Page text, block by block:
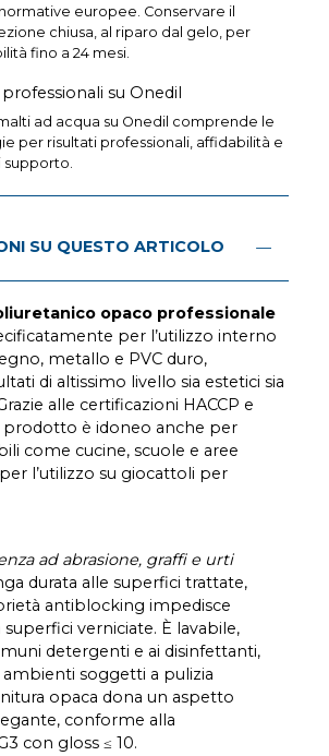
europee. Conservare il
chiusa, al riparo dal gelo, per
fino a 24 mesi.
su Onedil
ad acqua su Onedil comprende le
per risultati professionali, affidabilità e
supporto.
SU QUESTO ARTICOLO
opaco professionale
per l’utilizzo interno
metallo e PVC duro,
di altissimo livello sia estetici sia
alle certificazioni HACCP e
prodotto è idoneo anche per
come cucine, scuole e aree
l’utilizzo su giocattoli per
ad abrasione, graffi e urti
durata alle superfici trattate,
antiblocking impedisce
superfici verniciate. È lavabile,
detergenti e ai disinfettanti,
ambienti soggetti a pulizia
opaca dona un aspetto
conforme alla
con gloss ≤ 10.